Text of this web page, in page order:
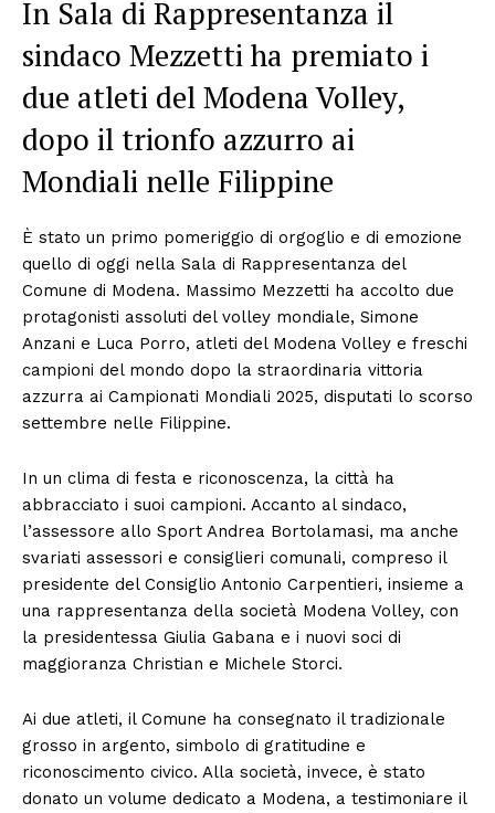
In Sala di Rappresentanza il
sindaco Mezzetti ha premiato i
due atleti del Modena Volley,
dopo il trionfo azzurro ai
Mondiali nelle Filippine
È stato un primo pomeriggio di orgoglio e di emozione
quello di oggi nella Sala di Rappresentanza del
Comune di Modena. Massimo Mezzetti ha accolto due
protagonisti assoluti del volley mondiale, Simone
Anzani e Luca Porro, atleti del Modena Volley e freschi
campioni del mondo dopo la straordinaria vittoria
azzurra ai Campionati Mondiali 2025, disputati lo scorso
settembre nelle Filippine.
In un clima di festa e riconoscenza, la città ha
abbracciato i suoi campioni. Accanto al sindaco,
l’assessore allo Sport Andrea Bortolamasi, ma anche
svariati assessori e consiglieri comunali, compreso il
presidente del Consiglio Antonio Carpentieri, insieme a
una rappresentanza della società Modena Volley, con
la presidentessa Giulia Gabana e i nuovi soci di
maggioranza Christian e Michele Storci.
Ai due atleti, il Comune ha consegnato il tradizionale
grosso in argento, simbolo di gratitudine e
riconoscimento civico. Alla società, invece, è stato
donato un volume dedicato a Modena, a testimoniare il